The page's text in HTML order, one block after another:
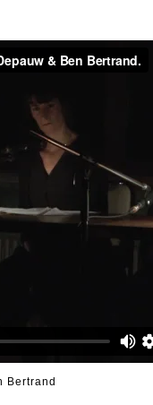
Bertrand